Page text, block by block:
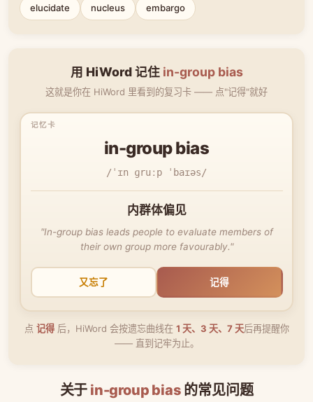
elucidate nucleus embargo
用 HiWord 记住 in-group bias
这就是你在 HiWord 里看到的复习卡 —— 点"记得"就好
in-group bias
/ˈɪn ɡruːp ˈbaɪəs/
内群体偏见
"In-group bias leads people to evaluate members of
their own group more favourably."
又忘了 记得
点 记得后，HiWord 会按遗忘曲线在 1 天、3 天、7 天后再提醒你
—— 直到记牢为止。
关于 in-group bias 的常见问题